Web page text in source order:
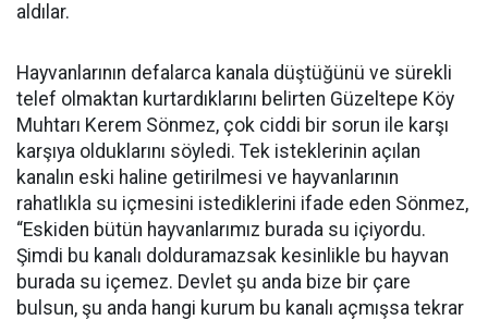
aldılar.
Hayvanlarının defalarca kanala düştüğünü ve sürekli
telef olmaktan kurtardıklarını belirten Güzeltepe Köy
Muhtarı Kerem Sönmez, çok ciddi bir sorun ile karşı
karşıya olduklarını söyledi. Tek isteklerinin açılan
kanalın eski haline getirilmesi ve hayvanlarının
rahatlıkla su içmesini istediklerini ifade eden Sönmez,
“Eskiden bütün hayvanlarımız burada su içiyordu.
Şimdi bu kanalı dolduramazsak kesinlikle bu hayvan
burada su içemez. Devlet şu anda bize bir çare
bulsun, şu anda hangi kurum bu kanalı açmışsa tekrar